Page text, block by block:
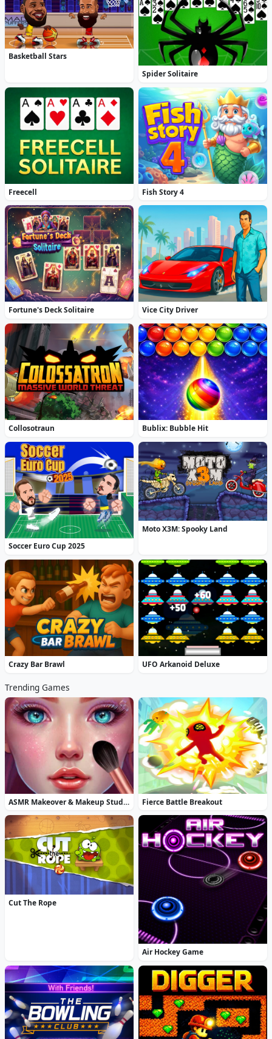
Basketball Stars
Spider Solitaire
Freecell Fish Story 4
Fortune's Deck Solitaire Vice City Driver
Collosotraun Bublix: Bubble Hit
Soccer Euro Cup 2025
Moto X3M: Spooky Land
Crazy Bar Brawl UFO Arkanoid Deluxe
Trending Games
ASMR Makeover & Makeup Studio Fierce Battle Breakout
Cut The Rope
Air Hockey Game